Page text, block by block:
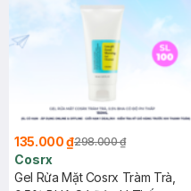
135.000 ₫298.000 ₫
Cosrx
Gel Rửa Mặt Cosrx Tràm Trà,